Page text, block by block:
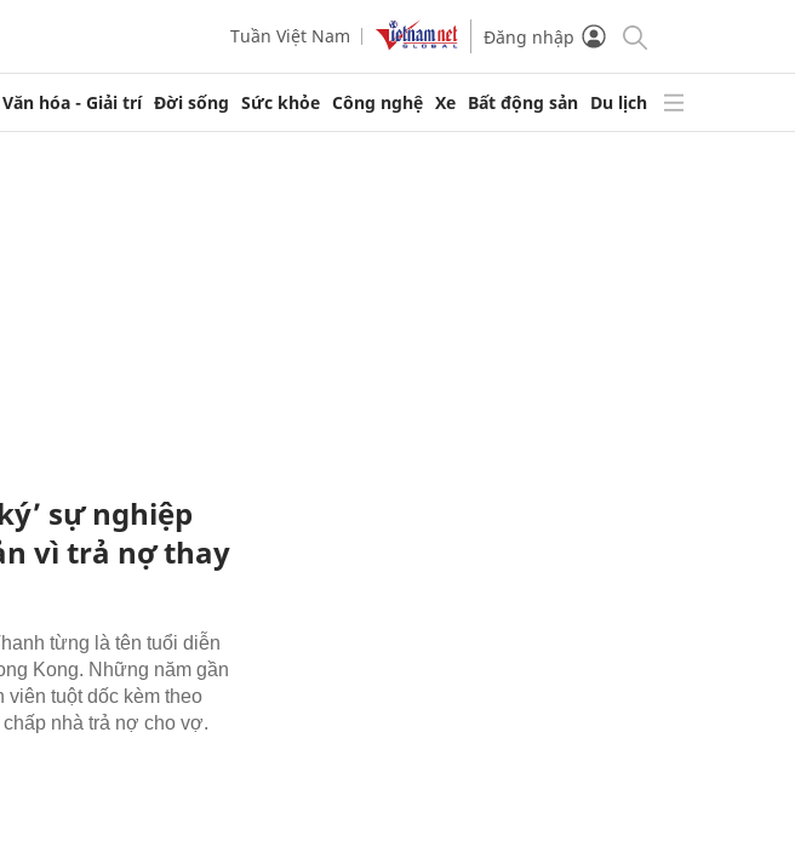
Tuần Việt Nam Đăng nhập
Văn hóa - Giải trí Đời sống Sức khỏe Công nghệ Xe Bất động sản Du lịch
sự nghiệp
vì trả nợ thay
từng là tên tuổi diễn
Kong. Những năm gần
viên tuột dốc kèm theo
nhà trả nợ cho vợ.